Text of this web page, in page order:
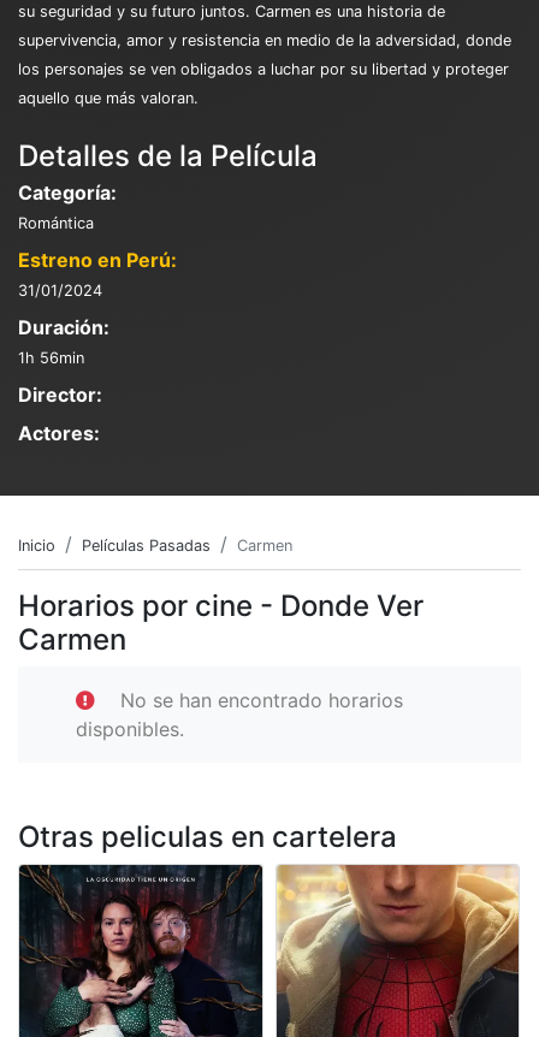
su seguridad y su futuro juntos. Carmen es una historia de
supervivencia, amor y resistencia en medio de la adversidad, donde
los personajes se ven obligados a luchar por su libertad y proteger
aquello que más valoran.
Detalles de la Película
Categoría:
Romántica
Estreno en Perú:
31/01/2024
Duración:
1h 56min
Director:
Actores:
Inicio Películas Pasadas Carmen
Horarios por cine - Donde Ver
Carmen
No se han encontrado horarios
disponibles.
Otras peliculas en cartelera